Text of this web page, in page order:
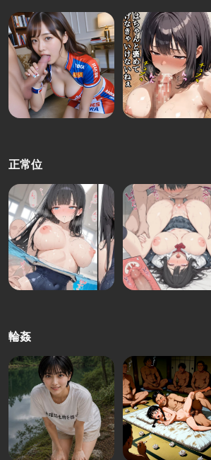
正常位
輪姦